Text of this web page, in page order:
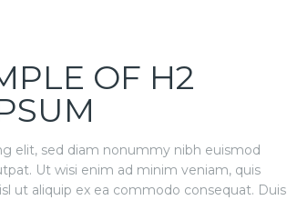
OF H2
elit, sed diam nonummy nibh euismod
Ut wisi enim ad minim veniam, quis
ut aliquip ex ea commodo consequat. Duis